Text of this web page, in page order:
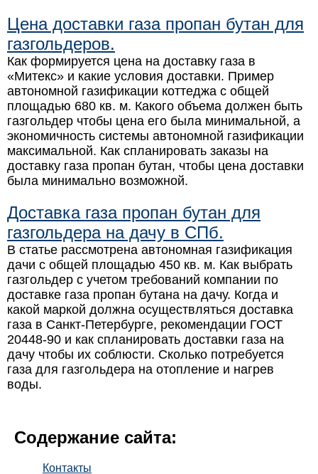
Цена доставки газа пропан бутан для
газгольдеров.
Как формируется цена на доставку газа в
«Митекс» и какие условия доставки. Пример
автономной газификации коттеджа с общей
площадью 680 кв. м. Какого объема должен быть
газгольдер чтобы цена его была минимальной, а
экономичность системы автономной газификации
максимальной. Как спланировать заказы на
доставку газа пропан бутан, чтобы цена доставки
была минимально возможной.
Доставка газа пропан бутан для
газгольдера на дачу в СПб.
В статье рассмотрена автономная газификация
дачи с общей площадью 450 кв. м. Как выбрать
газгольдер с учетом требований компании по
доставке газа пропан бутана на дачу. Когда и
какой маркой должна осуществляться доставка
газа в Санкт-Петербурге, рекомендации ГОСТ
20448-90 и как спланировать доставки газа на
дачу чтобы их соблюсти. Сколько потребуется
газа для газгольдера на отопление и нагрев
воды.
Содержание сайта:
Контакты